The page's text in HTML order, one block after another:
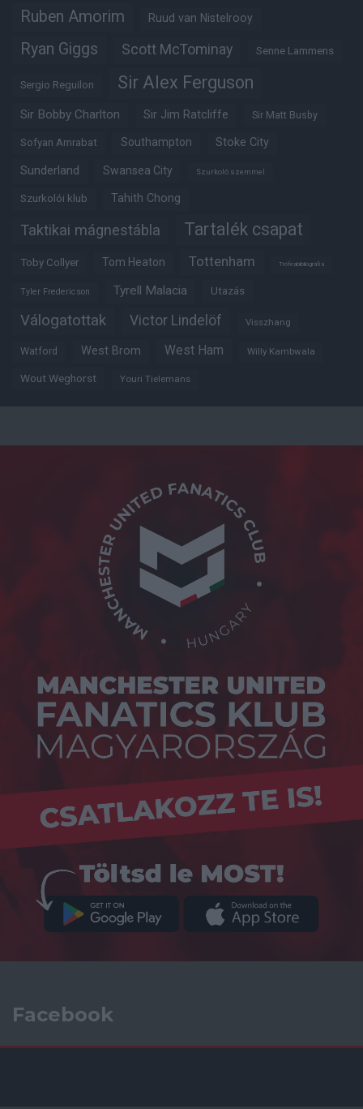
Ruben Amorim Ruud van Nistelrooy
Ryan Giggs Scott McTominay Senne Lammens
Sergio Reguilon Sir Alex Ferguson
Sir Bobby Charlton Sir Jim Ratcliffe Sir Matt Busby
Sofyan Amrabat Southampton Stoke City
Sunderland Swansea City Szurkoló szemmel
Szurkolói klub Tahith Chong
Taktikai mágnestábla Tartalék csapat
Toby Collyer Tom Heaton Tottenham Trófeabibliográfia
Tyler Fredericson Tyrell Malacia Utazás
Válogatottak Victor Lindelöf Visszhang
Watford West Brom West Ham Willy Kambwala
Wout Weghorst Youri Tielemans
Facebook